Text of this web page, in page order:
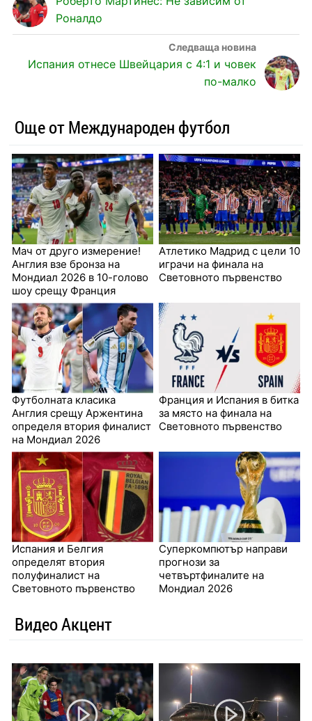
Роналдо
Испания отнесе Швейцария с 4:1 и човек
по-малко
Още от Международен футбол
Мач от друго измерение!
Англия взе бронза на
Мондиал 2026 в 10-голово
шоу срещу Франция
Атлетико Мадрид с цели 10
играчи на финала на
Световното първенство
Футболната класика
Англия срещу Аржентина
определя втория финалист
на Мондиал 2026
Франция и Испания в битка
за място на финала на
Световното първенство
Испания и Белгия
определят втория
полуфиналист на
Световното първенство
Суперкомпютър направи
прогнози за
четвъртфиналите на
Мондиал 2026
Видео Акцент